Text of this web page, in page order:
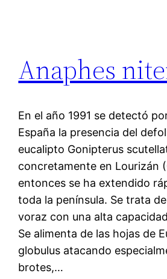
Anaphes
En el año 1991 se detectó
España la presencia del
eucalipto Gonipterus
concretamente en Lourizán
entonces se ha extendido
toda la península. Se trata
voraz con una alta
Se alimenta de las hojas de
globulus atacando
brotes,…